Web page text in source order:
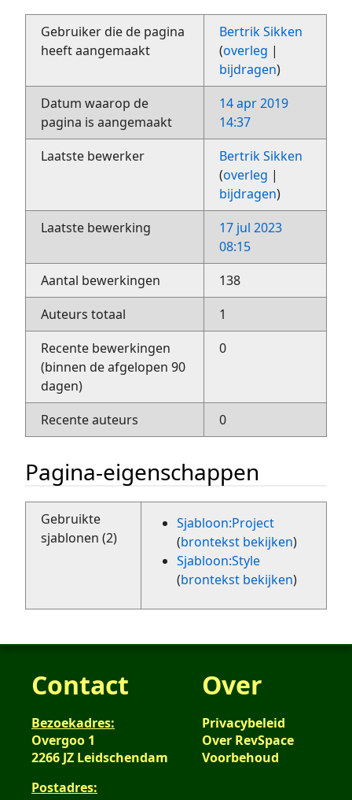
Gebruiker die de pagina
heeft aangemaakt
Bertrik Sikken
(overleg |
bijdragen)
Datum waarop de
pagina is aangemaakt
14 apr 2019
14:37
Laatste bewerker
Bertrik Sikken
(overleg |
bijdragen)
Laatste bewerking
17 jul 2023
08:15
Aantal bewerkingen
138
Auteurs totaal
1
Recente bewerkingen
(binnen de afgelopen 90
dagen)
0
Recente auteurs 0
Pagina-eigenschappen
Gebruikte
sjablonen (2)
Sjabloon:Project
(brontekst bekijken)
Sjabloon:Style
(brontekst bekijken)
Contact
Bezoekadres:
Overgoo 1
2266 JZ Leidschendam
Postadres:
Over
Privacybeleid
Over RevSpace
Voorbehoud